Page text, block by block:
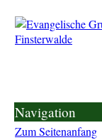
Navigation
Zum Seitenanfang